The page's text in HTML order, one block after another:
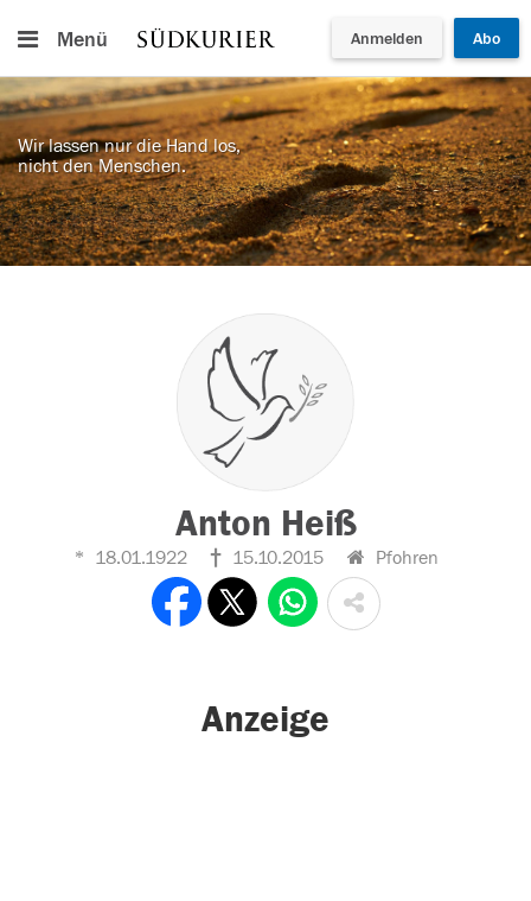
Menü Anmelden Abo
Wir lassen nur die Hand los,
nicht den Menschen.
Anton Heiß
18.01.1922 15.10.2015 Pfohren
Anzeige